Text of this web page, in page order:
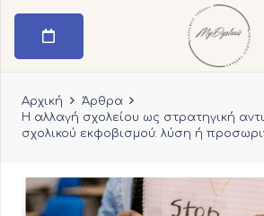
Αρχική
Άρθρα
Η αλλαγή σχολείου ως στρατηγική
σχολικού εκφοβισμού: λύση ή